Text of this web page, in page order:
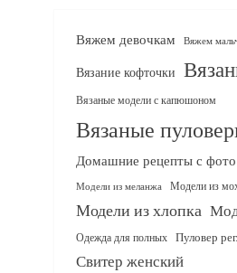
Вяжем девочкам Вяжем
Вязание кофточки
Вязаные модели с капюшоном
Вязаные
Домашние рецепты с фото
Модели из меланжа Модели из
Модели из хлопка
Одежда для полных Пуловер
Свитер женский